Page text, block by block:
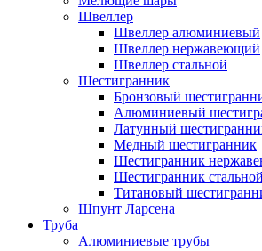
Швеллер
Швеллер алюминиевый
Швеллер нержавеющий
Швеллер стальной
Шестигранник
Бронзовый
Алюминиевый
Латунный
Медный шестигранник
Шестигранник
Шестигранник стальной
Титановый
Шпунт Ларсена
Труба
Алюминиевые трубы